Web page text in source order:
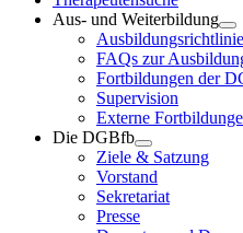
Aus- und Weiterbildung
FAQs zur
Fortbildungen der
Supervision
Externe
Die DGBfb
Ziele & Satzung
Vorstand
Sekretariat
Presse